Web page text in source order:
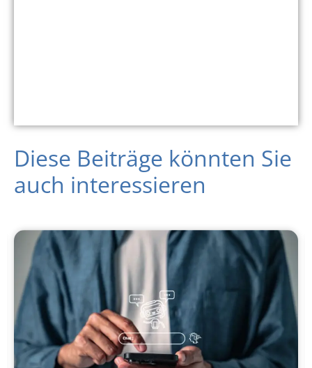
Diese Beiträge könnten Sie
auch interessieren